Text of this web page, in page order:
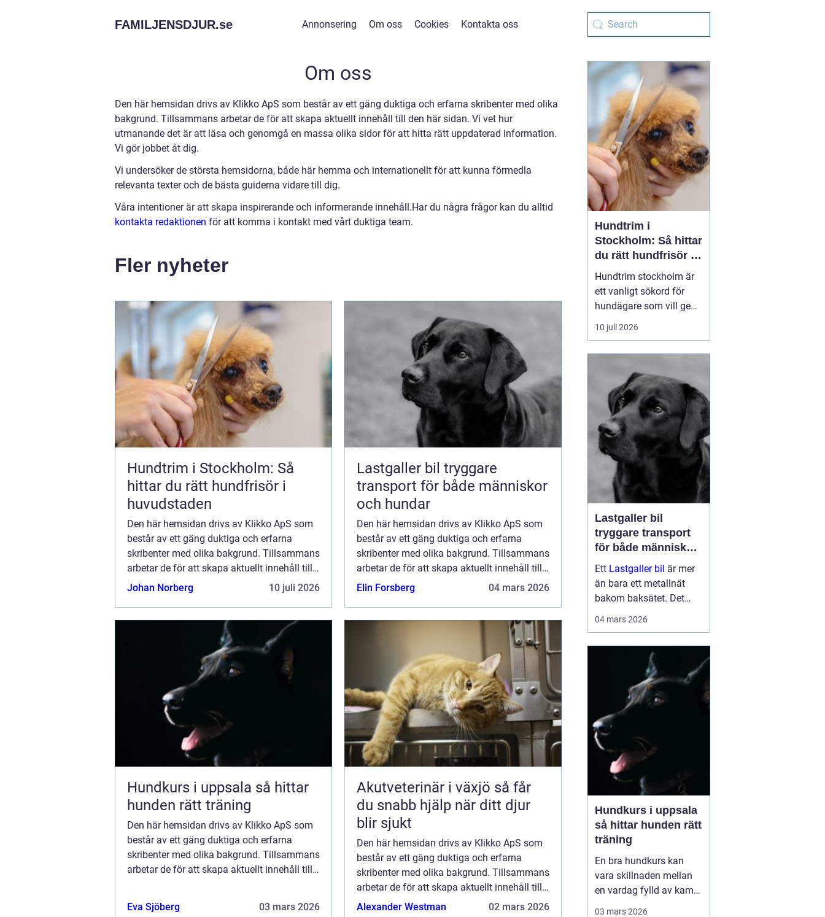
FAMILJENSDJUR.se Annonsering Om oss Cookies Kontakta oss
Om oss
Den här hemsidan drivs av Klikko ApS som består av ett gäng duktiga och erfarna skribenter med olika
bakgrund. Tillsammans arbetar de för att skapa aktuellt innehåll till den här sidan. Vi vet hur
utmanande det är att läsa och genomgå en massa olika sidor för att hitta rätt uppdaterad information.
Vi gör jobbet åt dig.
Vi undersöker de största hemsidorna, både här hemma och internationellt för att kunna förmedla
relevanta texter och de bästa guiderna vidare till dig.
Våra intentioner är att skapa inspirerande och informerande innehåll.Har du några frågor kan du alltid
kontakta redaktionen för att komma i kontakt med vårt duktiga team.
Fler nyheter
Hundtrim i Stockholm: Så
hittar du rätt hundfrisör i
huvudstaden
Den här hemsidan drivs av Klikko ApS som
består av ett gäng duktiga och erfarna
skribenter med olika bakgrund. Tillsammans
arbetar de för att skapa aktuellt innehåll till
den här sidan. Vi vet hur utmanande det är
Johan Norberg 10 juli 2026
Lastgaller bil tryggare
transport för både människor
och hundar
Den här hemsidan drivs av Klikko ApS som
består av ett gäng duktiga och erfarna
skribenter med olika bakgrund. Tillsammans
arbetar de för att skapa aktuellt innehåll till
den här sidan. Vi vet hur utmanande det är
Elin Forsberg 04 mars 2026
Hundkurs i uppsala så hittar
hunden rätt träning
Den här hemsidan drivs av Klikko ApS som
består av ett gäng duktiga och erfarna
skribenter med olika bakgrund. Tillsammans
arbetar de för att skapa aktuellt innehåll till
Eva Sjöberg 03 mars 2026
Akutveterinär i växjö så får
du snabb hjälp när ditt djur
blir sjukt
Den här hemsidan drivs av Klikko ApS som
består av ett gäng duktiga och erfarna
skribenter med olika bakgrund. Tillsammans
arbetar de för att skapa aktuellt innehåll till
den här sidan. Vi vet hur utmanande det är
Alexander Westman 02 mars 2026
Hundtrim i
Stockholm: Så hittar
du rätt hundfrisör i
huvudstaden
Hundtrim stockholm är
ett vanligt sökord för
hundägare som vill ge
sin hund professionell
pälsvård i en trygg miljö.
kännas överväldigande,
men med rätt k...
10 juli 2026
Lastgaller bil
tryggare transport
för både människor
och hundar
Ett Lastgaller bil är mer
än bara ett metallnät
bakom baksätet. Det
passagerare och djur vid
kraftiga inbromsningar
eller kollis...
04 mars 2026
Hundkurs i uppsala
så hittar hunden rätt
träning
En bra hundkurs kan
vara skillnaden mellan
en vardag fylld av kamp
03 mars 2026